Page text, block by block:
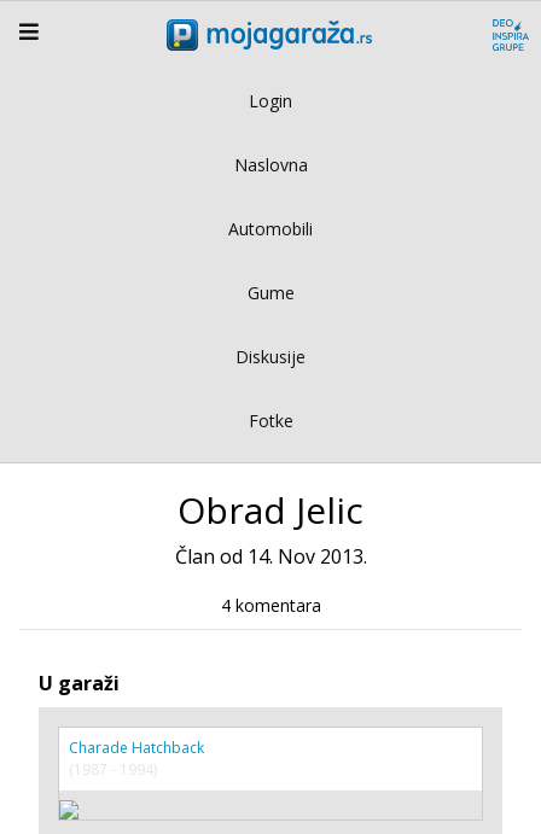
Login
Naslovna
Automobili
Gume
Diskusije
Fotke
Obrad Jelic
Član od 14. Nov 2013.
4 komentara
U garaži
Charade Hatchback
(1987 - 1994)